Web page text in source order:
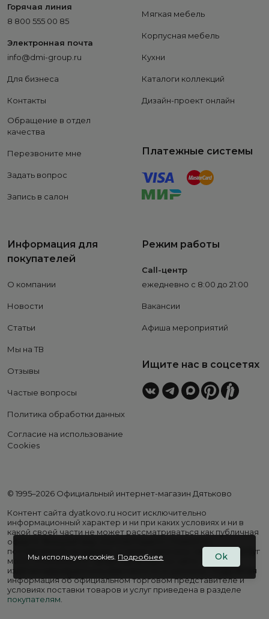
Горячая линия
8 800 555 00 85
Электронная почта
info@dmi-group.ru
Для бизнеса
Контакты
Обращение в отдел
качества
Перезвоните мне
Задать вопрос
Запись в салон
Мягкая мебель
Корпусная мебель
Кухни
Каталоги коллекций
Дизайн-проект онлайн
Платежные системы
Информация для
покупателей
О компании
Новости
Статьи
Мы на ТВ
Отзывы
Частые вопросы
Политика обработки данных
Согласие на использование
Cookies
Режим работы
Call-центр
ежедневно с 8:00 до 21:00
Вакансии
Афиша мероприятий
Ищите нас в соцсетях
© 1995–2026 Официальный интернет-магазин Дятьково
Контент сайта dyatkovo.ru носит исключительно
информационный характер и ни при каких условиях и ни в
какой своей части не может рассматриваться как публичная
оферта. Внешний вид, комплектация и стоимость
поставляемой продукции, а также перечень сервисных услуг
могут отличаться от представленных на сайте. Цены на
изделия варьируются в зависимости от региона. Подробная
информация об официальном торговом представителе и
условиях поставки товаров и услуг приведена в разделе
покупателям.
Мы используем cookies. Подробнее Ok